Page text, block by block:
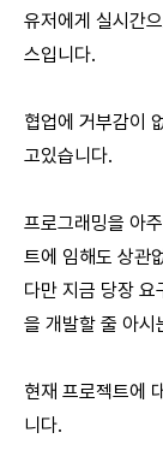
유저에게 실시간
스입니다.
협업에 거부감이
고있습니다.
프로그래밍을 아
트에 임해도 상관
다만 지금 당장 요
을 개발할 줄 아시
현재 프로젝트에
니다.